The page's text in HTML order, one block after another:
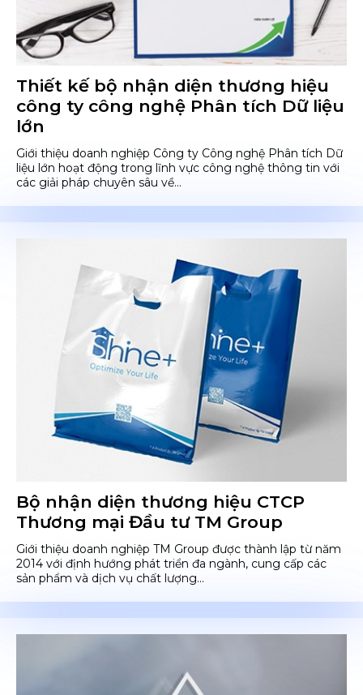
Thiết kế bộ nhận diện thương hiệu
công ty công nghệ Phân tích Dữ liệu
lớn
Giới thiệu doanh nghiệp Công ty Công nghệ Phân tích Dữ
liệu lớn hoạt động trong lĩnh vực công nghệ thông tin với
các giải pháp chuyên sâu về...
Bộ nhận diện thương hiệu CTCP
Thương mại Đầu tư TM Group
Giới thiệu doanh nghiệp TM Group được thành lập từ năm
2014 với định hướng phát triển đa ngành, cung cấp các
sản phẩm và dịch vụ chất lượng...